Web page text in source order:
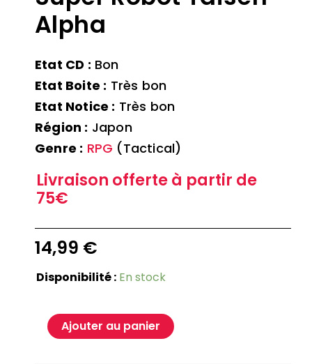
Alpha
Etat CD : Bon
Etat Boite : Très bon
Etat Notice : Très bon
Région : Japon
Genre : RPG (Tactical)
Livraison offerte à partir de
75€
14,99 €
Disponibilité : En stock
Ajouter au panier